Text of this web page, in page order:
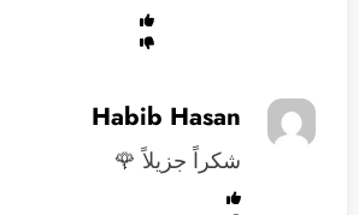
Habib Hasan
شكراً جزيلاً 🌹